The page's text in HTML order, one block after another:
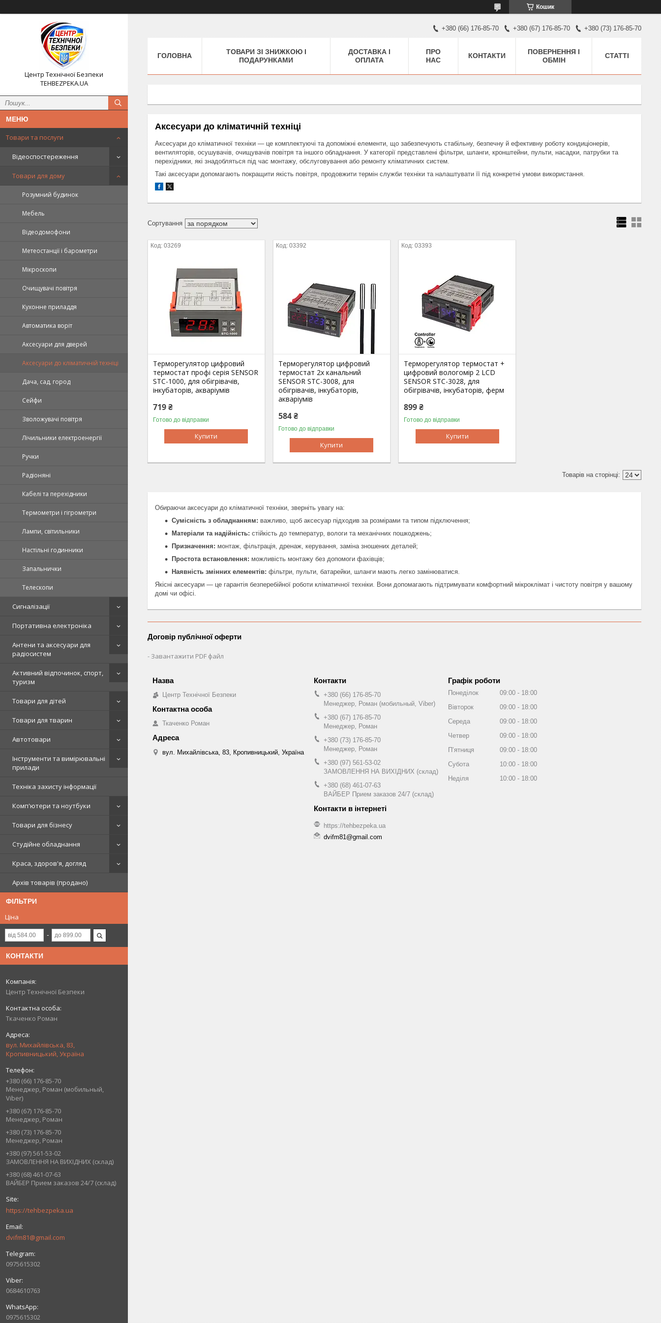
Кошик
Центр Технічної Безпеки
TEHBEZPEKA.UA
Товари та послуги
Відеоспостереження
Товари для дому
Розумний будинок
Мебель
Відеодомофони
Метеостанції і барометри
Мікроскопи
Очищувачі повітря
Кухонне приладдя
Автоматика воріт
Аксесуари для дверей
Аксесуари до кліматичній техніці
Дача, сад, город
Сейфи
Зволожувачі повітря
Лічильники електроенергії
Ручки
Радіоняні
Кабелі та перехідники
Термометри і гігрометри
Лампи, світильники
Настільні годинники
Запальнички
Телескопи
Сигналізації
Портативна електроніка
Антени та аксесуари для
радіосистем
Активний відпочинок, спорт,
туризм
Товари для дітей
Товари для тварин
Автотовари
Інструменти та вимірювальні
прилади
Техніка захисту інформації
Комп'ютери та ноутбуки
Товари для бізнесу
Студійне обладнання
Краса, здоров'я, догляд
Архів товарів (продано)
ФІЛЬТРИ
Ціна
КОНТАКТИ
Центр Технічної Безпеки
Ткаченко Роман
вул. Михайлівська, 83,
Кропивницький, Україна
+380 (66) 176-85-70
Менеджер, Роман (мобильный,
Viber)
+380 (67) 176-85-70
Менеджер, Роман
+380 (73) 176-85-70
Менеджер, Роман
+380 (97) 561-53-02
ЗАМОВЛЕННЯ НА ВИХІДНИХ (склад)
+380 (68) 461-07-63
ВАЙБЕР Прием заказов 24/7 (склад)
https://tehbezpeka.ua
dvifm81@gmail.com
0975615302
0684610763
0975615302
+380 (66) 176-85-70 +380 (67) 176-85-70 +380 (73) 176-85-70
ГОЛОВНА
ТОВАРИ ЗІ ЗНИЖКОЮ І
ПОДАРУНКАМИ
ДОСТАВКА І
ОПЛАТА
ПРО
НАС
КОНТАКТИ
ПОВЕРНЕННЯ І
ОБМІН
СТАТТІ
Аксесуари до кліматичній техніці
Аксесуари до кліматичної техніки — це комплектуючі та допоміжні елементи, що забезпечують стабільну, безпечну й ефективну роботу кондиціонерів,
вентиляторів, осушувачів, очищувачів повітря та іншого обладнання. У категорії представлені фільтри, шланги, кронштейни, пульти, насадки, патрубки та
перехідники, які знадобляться під час монтажу, обслуговування або ремонту кліматичних систем.
Такі аксесуари допомагають покращити якість повітря, продовжити термін служби техніки та налаштувати її під конкретні умови використання.
03269
Терморегулятор цифровий
термостат профі серія SENSOR
STC-1000, для обігрівачів,
інкубаторів, акваріумів
719 ₴
Готово до відправки
Купити
03392
Терморегулятор цифровий
термостат 2х канальний
SENSOR STC-3008, для
обігрівачів, інкубаторів,
акваріумів
584 ₴
Готово до відправки
Купити
03393
Терморегулятор термостат +
цифровий вологомір 2 LCD
SENSOR STC-3028, для
обігрівачів, інкубаторів, ферм
899 ₴
Готово до відправки
Купити
Обираючи аксесуари до кліматичної техніки, зверніть увагу на:
Сумісність з обладнанням: важливо, щоб аксесуар підходив за розмірами та типом підключення;
Матеріали та надійність: стійкість до температур, вологи та механічних пошкоджень;
Призначення: монтаж, фільтрація, дренаж, керування, заміна зношених деталей;
Простота встановлення: можливість монтажу без допомоги фахівців;
Наявність змінних елементів: фільтри, пульти, батарейки, шланги мають легко замінюватися.
Якісні аксесуари — це гарантія безперебійної роботи кліматичної техніки. Вони допомагають підтримувати комфортний мікроклімат і чистоту повітря у вашому
домі чи офісі.
Договір публічної оферти
Завантажити PDF файл
Центр Технічної Безпеки
Ткаченко Роман
вул. Михайлівська, 83, Кропивницький, Україна
+380 (66) 176-85-70
Менеджер, Роман (мобильный, Viber)
+380 (67) 176-85-70
Менеджер, Роман
+380 (73) 176-85-70
Менеджер, Роман
+380 (97) 561-53-02
ЗАМОВЛЕННЯ НА ВИХІДНИХ (склад)
+380 (68) 461-07-63
ВАЙБЕР Прием заказов 24/7 (склад)
https://tehbezpeka.ua
dvifm81@gmail.com
Графік роботи
Понеділок 09:00
18:00
Вівторок
09:00
18:00
Середа
09:00
18:00
Четвер
09:00
18:00
Пʼятниця
09:00
18:00
Субота
10:00
18:00
Неділя
10:00 18:00